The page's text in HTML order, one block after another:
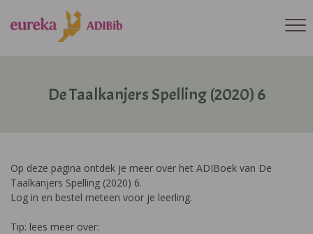
De Taalkanjers Spelling (2020) 6
Op deze pagina ontdek je meer over het ADIBoek van De
Taalkanjers Spelling (2020) 6.
Log in en bestel meteen voor je leerling.
Tip: lees meer over: